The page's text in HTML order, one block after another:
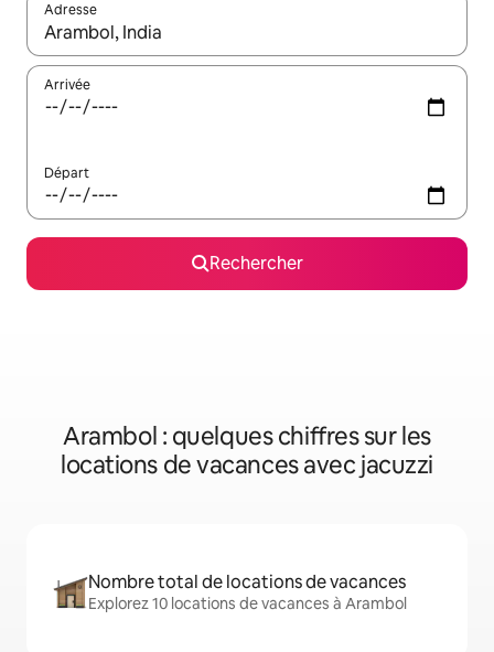
Adresse
Lorsque les résultats s'affichent, utilisez les flèches vers le
Arrivée
Départ
Rechercher
Arambol : quelques chiffres sur les
locations de vacances avec jacuzzi
Nombre total de locations de vacances
Explorez 10 locations de vacances à Arambol